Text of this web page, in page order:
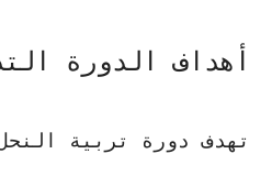
أهداف الدورة
تهدف دورة تربية